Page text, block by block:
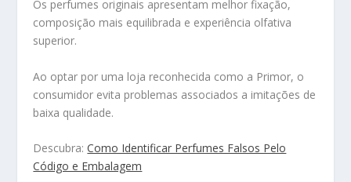
Os perfumes originais apresentam melhor fixação,
composição mais equilibrada e experiência olfativa
superior.
Ao optar por uma loja reconhecida como a Primor, o
consumidor evita problemas associados a imitações de
baixa qualidade.
Descubra:Como Identificar Perfumes Falsos Pelo
Código e Embalagem